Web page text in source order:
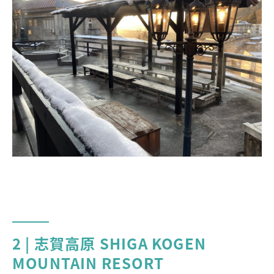
2 | 志賀高原 SHIGA KOGEN
MOUNTAIN RESORT